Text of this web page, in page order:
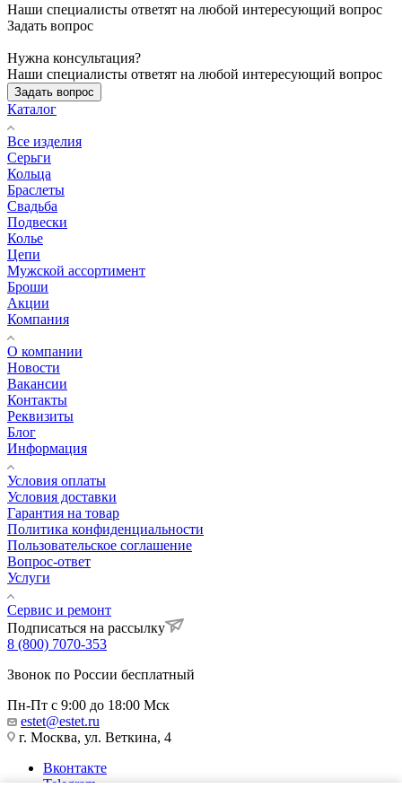
Наши специалисты ответят на любой интересующий вопрос
Задать вопрос
Нужна консультация?
Наши специалисты ответят на любой интересующий вопрос
Задать вопрос
Каталог
Все изделия
Серьги
Кольца
Браслеты
Свадьба
Подвески
Колье
Цепи
Мужской ассортимент
Броши
Акции
Компания
О компании
Новости
Вакансии
Контакты
Реквизиты
Блог
Информация
Условия оплаты
Условия доставки
Гарантия на товар
Политика конфиденциальности
Пользовательское соглашение
Вопрос-ответ
Услуги
Сервис и ремонт
Подписаться на рассылку
8 (800) 7070-353
Звонок по России бесплатный
Пн-Пт с 9:00 до 18:00 Мск
estet@estet.ru
г. Москва, ул. Веткина, 4
Вконтакте
Telegram